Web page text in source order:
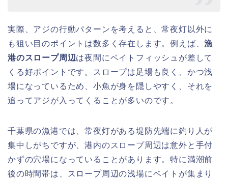
実際、アジの行動パターンを考えると、常夜灯以外に
も狙い目のポイントは数多く存在します。例えば、漁
港のスロープ周辺は夜間にベイトフィッシュが差して
くる好ポイントです。スロープは足場も良く、かつ浅
場になっているため、小魚が身を隠しやすく、それを
追ってアジが入ってくることが多いのです。
千葉県の漁港では、常夜灯がある堤防先端に釣り人が
集中しがちですが、港内のスロープ周辺は意外と手付
かずの穴場になっていることがあります。特に満潮前
後の時間帯は、スロープ周辺の浅場にベイトが集まり